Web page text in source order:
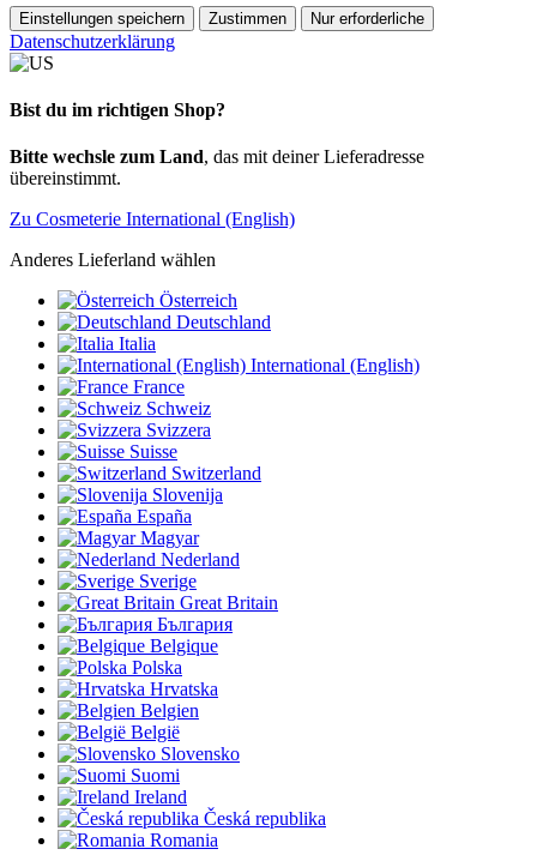
Einstellungen speichern Zustimmen Nur erforderliche
Datenschutzerklärung
Bist du im richtigen Shop?
Bitte wechsle zum Land, das mit deiner Lieferadresse
übereinstimmt.
Zu Cosmeterie International (English)
Anderes Lieferland wählen
Österreich
Deutschland
Italia
International (English)
France
Schweiz
Svizzera
Suisse
Switzerland
Slovenija
España
Magyar
Nederland
Sverige
Great Britain
България
Belgique
Polska
Hrvatska
Belgien
België
Slovensko
Suomi
Ireland
Česká republika
Romania